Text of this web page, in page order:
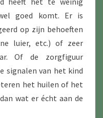
goed komt. Er is
op zijn behoeften
luier, etc.) of zeer
Of de zorgfiguur
signalen van het kind
het huilen of het
wat er écht aan de